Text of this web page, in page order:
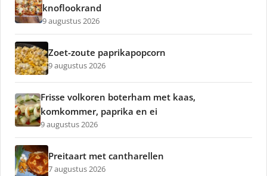
knoflookrand
9 augustus 2026
Zoet-zoute paprikapopcorn
9 augustus 2026
Frisse volkoren boterham met kaas,
komkommer, paprika en ei
9 augustus 2026
Preitaart met cantharellen
7 augustus 2026